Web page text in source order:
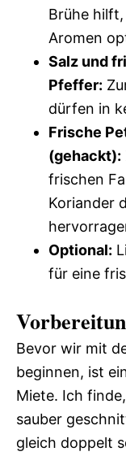
Brühe
Aromen
Salz und
Pfeffer:
dürfen in
Frische
(gehackt):
frischen
Koriander
Optional:
für eine
Bevor wir mit
beginnen, ist
Miete. Ich
sauber
gleich doppelt